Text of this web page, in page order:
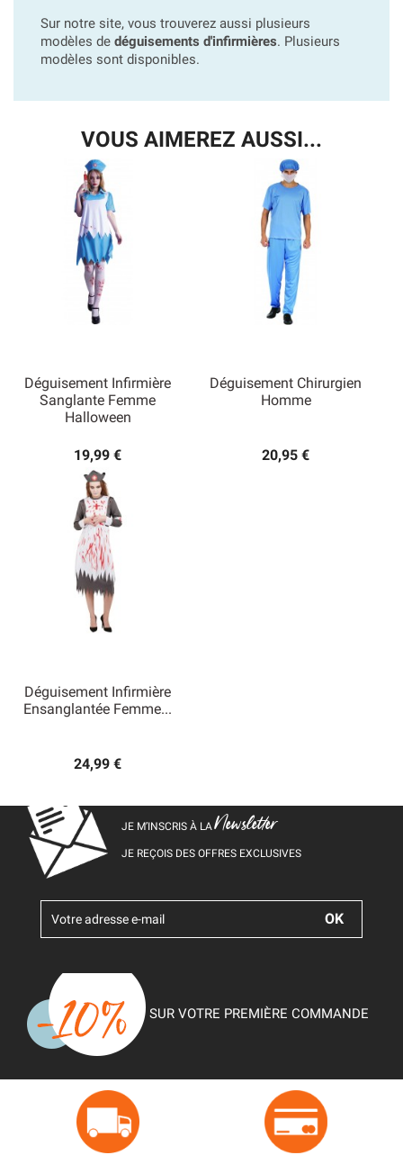
Sur notre site, vous trouverez aussi plusieurs
modèles de déguisements d'infirmières. Plusieurs
modèles sont disponibles.
VOUS AIMEREZ AUSSI...
Déguisement Infirmière
Sanglante Femme
Halloween
19,99 €
Déguisement Chirurgien
Homme
20,95 €
Déguisement Infirmière
Ensanglantée Femme...
24,99 €
JE M’INSCRIS À LANewsletter
JE REÇOIS DES OFFRES EXCLUSIVES
SUR VOTRE PREMIÈRE COMMANDE